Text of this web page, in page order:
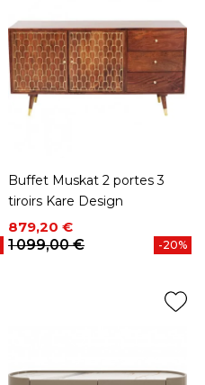
Buffet Muskat 2 portes 3
tiroirs Kare Design
Prix
879,20 €
Prix de base
1 099,00 €
-20%